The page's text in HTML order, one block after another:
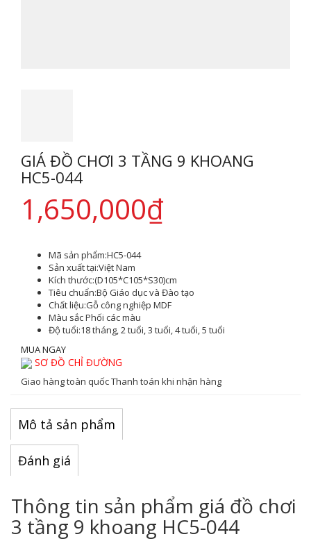
GIÁ ĐỒ CHƠI 3 TẦNG 9 KHOANG
HC5-044
1,650,000₫
Mã sản phẩm:HC5-044
Sản xuất tại:Việt Nam
Kích thước:(D105*C105*S30)cm
Tiêu chuẩn:Bộ Giáo dục và Đào tạo
Chất liệu:Gỗ công nghiệp MDF
Màu sắcPhối các màu
Độ tuổi:18 tháng, 2 tuổi, 3 tuổi, 4 tuổi, 5 tuổi
MUA NGAY
SƠ ĐỒ CHỈ ĐƯỜNG
Giao hàng toàn quốcThanh toán khi nhận hàng
Mô tả sản phẩm
Đánh giá
Thông tin sản phẩm giá đồ chơi
3 tầng 9 khoang HC5-044